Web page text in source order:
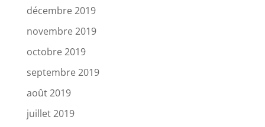
décembre 2019
novembre 2019
octobre 2019
septembre 2019
août 2019
juillet 2019